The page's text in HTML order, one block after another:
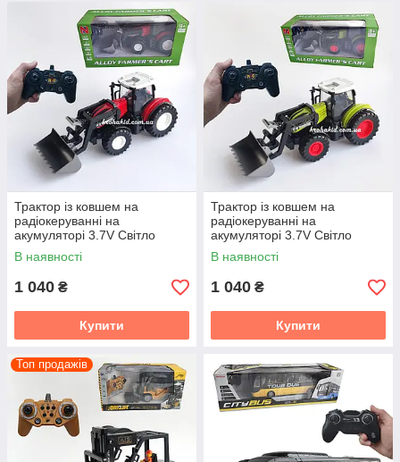
Трактор із ковшем на
радіокеруванні на
акумуляторі 3.7V Світло
Гумові колеса Розмір 29 см
Red
В наявності
1 040 ₴
Купити
Трактор із ковшем на
радіокеруванні на
акумуляторі 3.7V Світло
Гумові колеса Розмір 29 см
Green
В наявності
1 040 ₴
Купити
Топ продажів